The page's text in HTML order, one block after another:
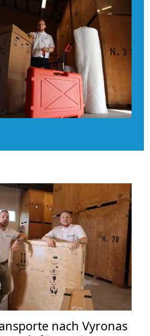
nach Vyronas